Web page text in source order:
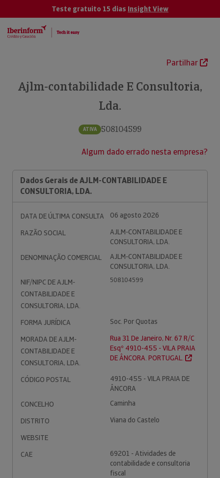
Teste gratuito 15 dias Insight View
Partilhar
Ajlm-contabilidade E Consultoria,
Lda.
ATIVA 508104599
Algum dado errado nesta empresa?
Dados Gerais de AJLM-CONTABILIDADE E
CONSULTORIA, LDA.
DATA DE ÚLTIMA CONSULTA
06 agosto 2026
RAZÃO SOCIAL
AJLM-CONTABILIDADE E
CONSULTORIA, LDA.
DENOMINAÇÃO COMERCIAL
AJLM-CONTABILIDADE E
CONSULTORIA, LDA.
NIF/NIPC DE AJLM-
CONTABILIDADE E
CONSULTORIA, LDA.
508104599
FORMA JURÍDICA
Soc. Por Quotas
MORADA DE AJLM-
CONTABILIDADE E
CONSULTORIA, LDA.
Rua 31 De Janeiro, Nr. 67 R/C
Esqº 4910-455 - VILA PRAIA
DE ÂNCORA. PORTUGAL.
CÓDIGO POSTAL
4910-455 - VILA PRAIA DE
ÂNCORA
CONCELHO
Caminha
DISTRITO
Viana do Castelo
WEBSITE
CAE
69201 - Atividades de
contabilidade e consultoria
fiscal